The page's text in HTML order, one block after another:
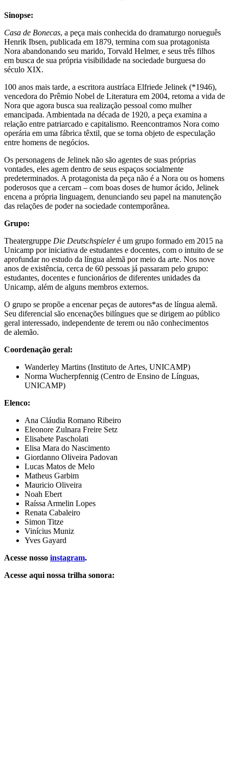
Sinopse:
Casa de Bonecas, a peça mais conhecida do dramaturgo norueguês
Henrik Ibsen, publicada em 1879, termina com sua protagonista
Nora abandonando seu marido, Torvald Helmer, e seus três filhos
em busca de sua própria visibilidade na sociedade burguesa do
século XIX.
100 anos mais tarde, a escritora austríaca Elfriede Jelinek (*1946),
vencedora do Prêmio Nobel de Literatura em 2004, retoma a vida de
Nora que agora busca sua realização pessoal como mulher
emancipada. Ambientada na década de 1920, a peça examina a
relação entre patriarcado e capitalismo. Reencontramos Nora como
operária em uma fábrica têxtil, que se torna objeto de especulação
entre homens de negócios.
Os personagens de Jelinek não são agentes de suas próprias
vontades, eles agem dentro de seus espaços socialmente
predeterminados. A protagonista da peça não é a Nora ou os homens
poderosos que a cercam – com boas doses de humor ácido, Jelinek
encena a própria linguagem, denunciando seu papel na manutenção
das relações de poder na sociedade contemporânea.
Grupo:
Theatergruppe Die Deutschspieleré um grupo formado em 2015 na
Unicamp por iniciativa de estudantes e docentes, com o intuito de se
aprofundar no estudo da língua alemã por meio da arte. Nos nove
anos de existência, cerca de 60 pessoas já passaram pelo grupo:
estudantes, docentes e funcionários de diferentes unidades da
Unicamp, além de alguns membros externos.
O grupo se propõe a encenar peças de autores*as de língua alemã.
Seu diferencial são encenações bilíngues que se dirigem ao público
geral interessado, independente de terem ou não conhecimentos
de alemão.
Coordenação geral:
Wanderley Martins (Instituto de Artes, UNICAMP)
Norma Wucherpfennig (Centro de Ensino de Línguas,
UNICAMP)
Elenco:
Ana Cláudia Romano Ribeiro
Eleonore Zulnara Freire Setz
Elisabete Pascholati
Elisa Mara do Nascimento
Giordanno Oliveira Padovan
Lucas Matos de Melo
Matheus Garbim
Mauricio Oliveira
Noah Ebert
Raíssa Armelin Lopes
Renata Cabaleiro
Simon Titze
Vinícius Muniz
Yves Gayard
Acesse nosso instagram.
Acesse aqui nossa trilha sonora: